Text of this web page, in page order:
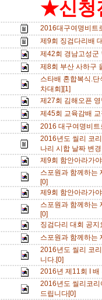
★신청
2016대구여명비
제9회 징검다리배
제42회 경남고성
제8회 부산 사하구
스타배 혼합복식.
차대회][1]
제27회 김해오픈
제45회 교육감배
2016 대구여명비
2016년도 씰리 코
나리 시합 날짜 변
제9회 함안아라가
스포원과 함께하는
[0]
제9회 함안아라가
스포원과 함께하는
[0]
징검다리 대회 공
스포원과 함께하
2016년도 씰리 코
니다.[0]
2016년 제11회 I
2016년도 씰리코리
드립니다[0]